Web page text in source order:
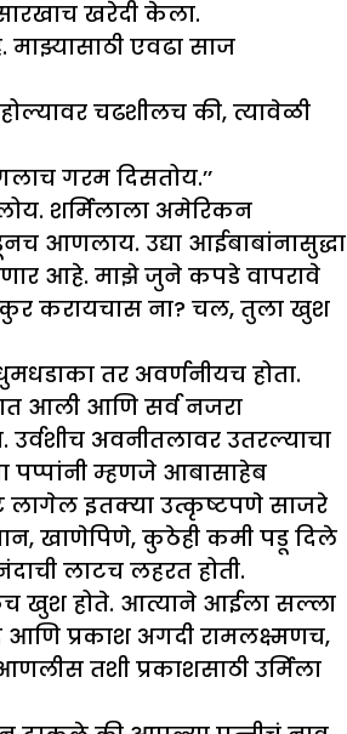
खरेदी केला.
माझ्यासाठी एवढा साज
चढशीलच की, त्यावेळी
गरम दिसतोय.’’
शर्मिलाला अमेरिकन
आणलाय. उद्या आईबाबांनासुद्धा
आहे. माझे जुने कपडे वापरावे
करायचास ना? चल, तुला खुश
तर अवर्णनीयच होता.
आली आणि सर्व नजरा
उर्वशीच अवनीतलावर उतरल्याचा
पप्पांनी म्हणजे आबासाहेब
लागेल इतक्या उत्कृष्टपणे साजरे
खाणेपिणे, कुठेही कमी पडू दिले
लाटच लहरत होती.
खुश होते. आत्याने आईला सल्ला
आणि प्रकाश अगदी रामलक्ष्मणच,
तशी प्रकाशसाठी उर्मिला